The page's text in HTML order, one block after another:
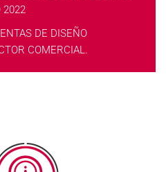
2022
DE DISEÑO
COMERCIAL.